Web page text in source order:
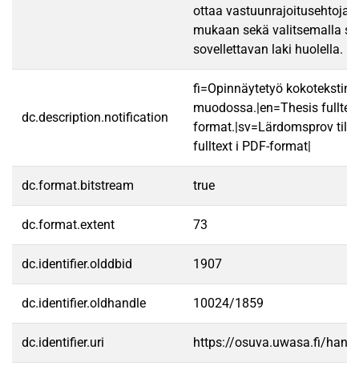
ottaa vastuunrajoitusehtoja
mukaan sekä valitsemalla
sovellettavan laki huolella.
dc.description.notification
fi=Opinnäytetyö kokotekstinä
muodossa.|en=Thesis
format.|sv=Lärdomsprov
fulltext i PDF-format|
dc.format.bitstream true
dc.format.extent 73
dc.identifier.olddbid 1907
dc.identifier.oldhandle 10024/1859
dc.identifier.uri https://osuva.uwasa.fi/